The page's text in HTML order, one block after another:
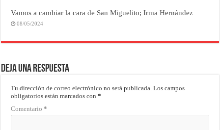
Vamos a cambiar la cara de San Miguelito; Irma Hernández
08/05/2024
Deja una respuesta
Tu dirección de correo electrónico no será publicada. Los campos
obligatorios están marcados con*
Comentario*